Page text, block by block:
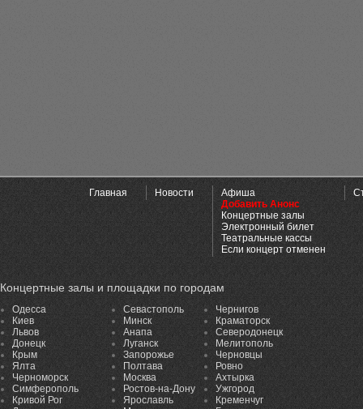
Главная Новости
Афиша
Добавить Анонс
Концертные залы
Электронный билет
Театральные кассы
Если концерт отменен
Концертные залы и площадки по городам
Одесса
Киев
Львов
Донецк
Крым
Ялта
Черноморск
Симферополь
Кривой Рог
Севастополь
Минск
Анапа
Луганск
Запорожье
Полтава
Москва
Ростов-на-Дону
Ярославль
Чернигов
Краматорск
Северодонецк
Мелитополь
Черновцы
Ровно
Ахтырка
Ужгород
Кременчуг